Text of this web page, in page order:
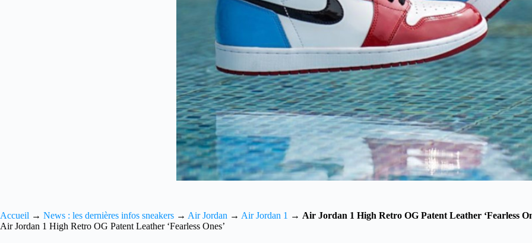
Accueil → News : les dernières infos sneakers → Air Jordan → Air Jordan 1 → Air Jordan 1 High Retro OG Patent Leather ‘Fearless
Air Jordan 1 High Retro OG Patent Leather ‘Fearless Ones’